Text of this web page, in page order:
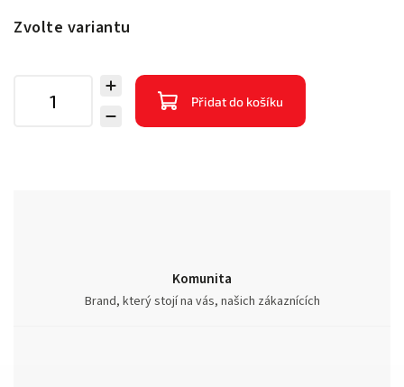
Zvolte variantu
Přidat do košíku
Komunita
Brand, který stojí na vás, našich zákaznících